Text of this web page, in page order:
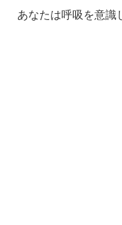
あなたは呼吸を意識